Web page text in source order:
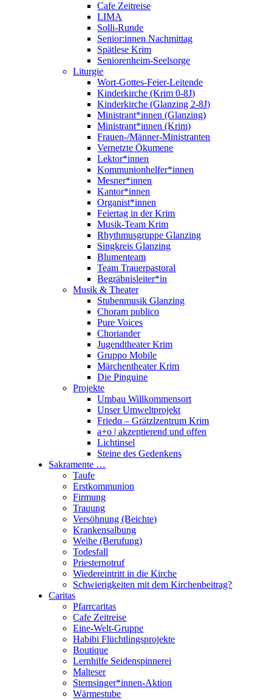
Cafe Zeitreise
LIMA
Solli-Runde
Senior:innen Nachmittag
Spätlese Krim
Seniorenheim-Seelsorge
Liturgie
Wort-Gottes-Feier-Leitende
Kinderkirche (Krim 0-8J)
Kinderkirche (Glanzing 2-8J)
Ministrant*innen (Glanzing)
Ministrant*innen (Krim)
Frauen-/Männer-Ministranten
Vernetzte Ökumene
Lektor*innen
Kommunionhelfer*innen
Mesner*innen
Kantor*innen
Organist*innen
Feiertag in der Krim
Musik-Team Krim
Rhythmusgruppe Glanzing
Singkreis Glanzing
Blumenteam
Team Trauerpastoral
Begräbnisleiter*in
Musik & Theater
Stubenmusik Glanzing
Choram publico
Pure Voices
Choriander
Jugendtheater Krim
Gruppo Mobile
Märchentheater Krim
Die Pinguine
Projekte
Umbau Willkommensort
Unser Umweltprojekt
Friedα – Grätzlzentrum Krim
a+o | akzeptierend und offen
Lichtinsel
Steine des Gedenkens
Sakramente …
Taufe
Erstkommunion
Firmung
Trauung
Versöhnung (Beichte)
Krankensalbung
Weihe (Berufung)
Todesfall
Priesternotruf
Wiedereintritt in die Kirche
Schwierigkeiten mit dem Kirchenbeitrag?
Caritas
Pfarrcaritas
Cafe Zeitreise
Eine-Welt-Gruppe
Habibi Flüchtlingsprojekte
Boutique
Lernhilfe Seidenspinnerei
Malteser
Sternsinger*innen-Aktion
Wärmestube